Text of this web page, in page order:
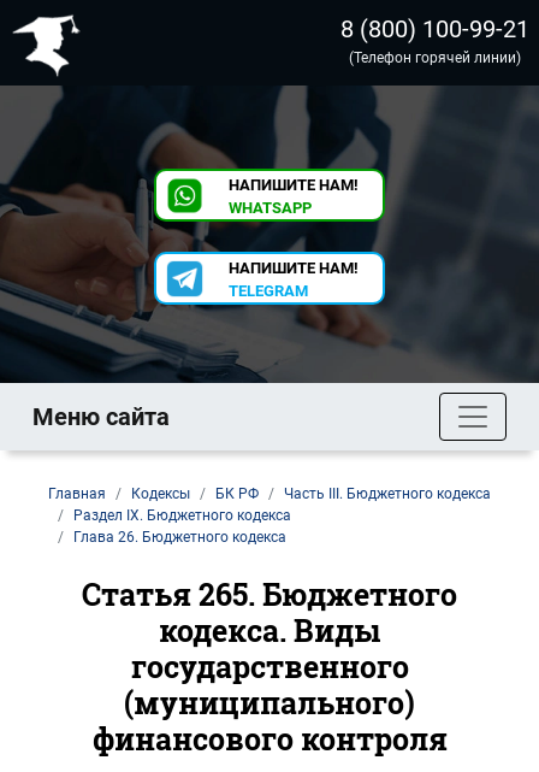
8 (800) 100-99-21
(Телефон горячей линии)
НАПИШИТЕ НАМ!
WHATSAPP
НАПИШИТЕ НАМ!
TELEGRAM
Меню сайта
Главная Кодексы БК РФ
Часть III. Бюджетного кодекса
Раздел IX. Бюджетного кодекса
Глава 26. Бюджетного кодекса
Статья 265. Бюджетного
кодекса. Виды
государственного
(муниципального)
финансового контроля